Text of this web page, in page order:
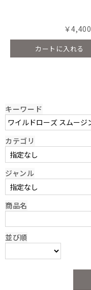
￥4,400
カートに入れる
キーワード
カテゴリ
ジャンル
商品名
並び順